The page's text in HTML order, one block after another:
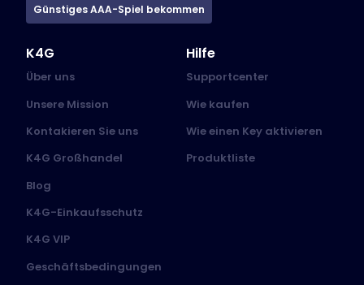
Günstiges AAA-Spiel bekommen
K4G
Über uns
Unsere Mission
Kontakieren Sie uns
K4G Großhandel
Blog
K4G-Einkaufsschutz
K4G VIP
Geschäftsbedingungen
Hilfe
Supportcenter
Wie kaufen
Wie einen Key aktivieren
Produktliste